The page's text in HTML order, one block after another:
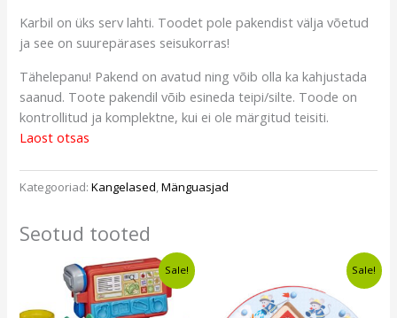
Karbil on üks serv lahti. Toodet pole pakendist välja võetud
ja see on suurepärases seisukorras!
Tähelepanu! Pakend on avatud ning võib olla ka kahjustada
saanud. Toote pakendil võib esineda teipi/silte. Toode on
kontrollitud ja komplektne, kui ei ole märgitud teisiti.
Laost otsas
Kategooriad:Kangelased,Mänguasjad
Seotud tooted
Sale!
Algne
hind
oli:
€13,49.
Current
price
is:
€11,49.
Sale!
oli:
€20,00.
Current
price
is:
€13,99.